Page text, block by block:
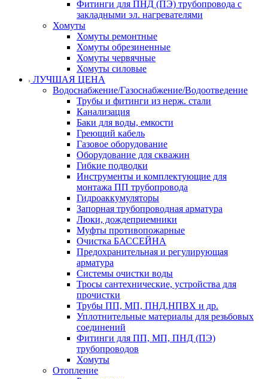
Фитинги для ПНД (ПЭ) трубопровода с
закладными эл. нагревателями
Хомуты
Хомуты ремонтные
Хомуты обрезиненные
Хомуты червячные
Хомуты силовые
ЛУЧШАЯ ЦЕНА
Водоснабжение/Газоснабжение/Водоотведение
Трубы и фитинги из нерж. стали
Канализация
Баки для воды, емкости
Греющий кабель
Газовое оборудование
Оборудование для скважин
Гибкие подводки
Инструменты и комплектующие для
монтажа ПП трубопровода
Гидроаккумуляторы
Запорная трубопроводная арматура
Люки, дождеприемники
Муфты противопожарные
Очистка БАССЕЙНА
Предохранительная и регулирующая
арматура
Системы очистки воды
Тросы сантехнические, устройства для
прочистки
Трубы ПП, МП, ПНД,НПВХ и др.
Уплотнительные материалы для резьбовых
соединений
Фитинги для ПП, МП, ПНД (ПЭ)
трубопроводов
Хомуты
Отопление